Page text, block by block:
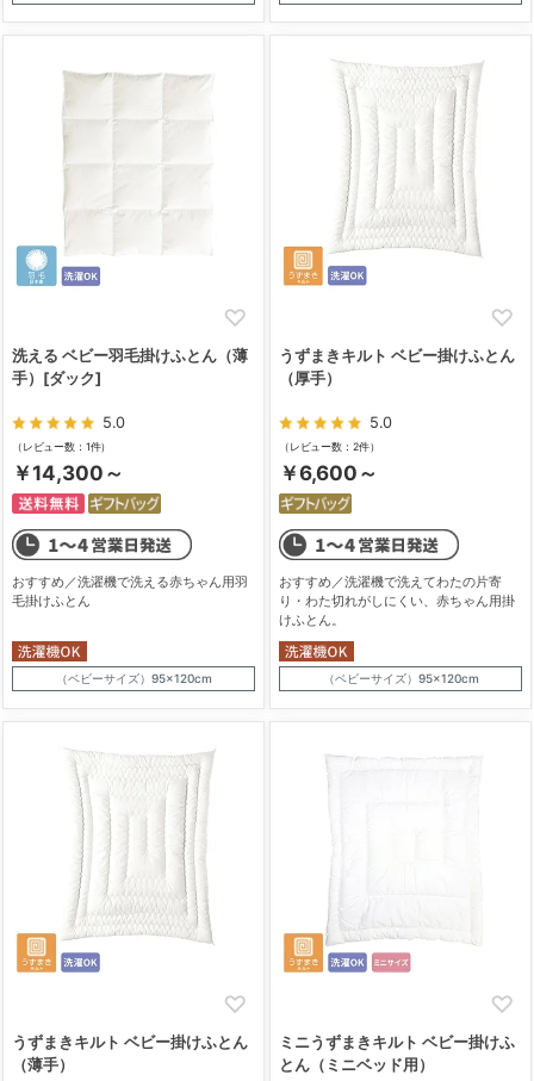
洗える ベビー羽毛掛けふとん（薄
手）[ダック]
5.0
（レビュー数：1件）
￥14,300～
おすすめ／洗濯機で洗える赤ちゃん用羽
毛掛けふとん
（ベビーサイズ）95×120cm
うずまきキルト ベビー掛けふとん
（厚手）
5.0
（レビュー数：2件）
￥6,600～
おすすめ／洗濯機で洗えてわたの片寄
り・わた切れがしにくい、赤ちゃん用掛
けふとん。
（ベビーサイズ）95×120cm
うずまきキルト ベビー掛けふとん
（薄手）
ミニうずまきキルト ベビー掛けふ
とん（ミニベッド用）